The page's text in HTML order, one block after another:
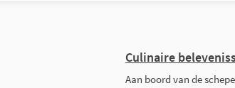
Culinaire
Aan boord van de